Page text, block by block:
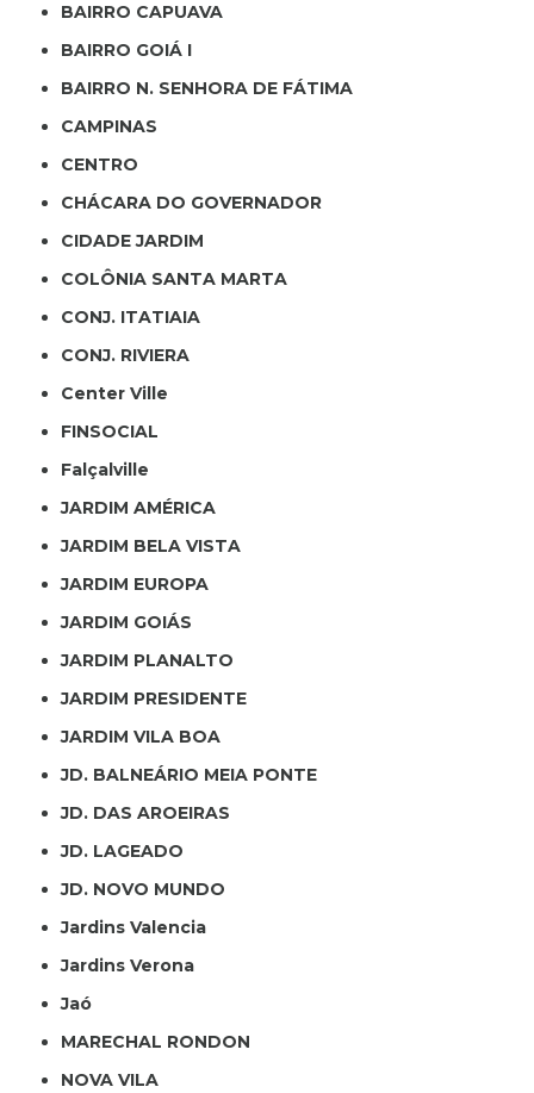
BAIRRO CAPUAVA
BAIRRO GOIÁ I
BAIRRO N. SENHORA DE FÁTIMA
CAMPINAS
CENTRO
CHÁCARA DO GOVERNADOR
CIDADE JARDIM
COLÔNIA SANTA MARTA
CONJ. ITATIAIA
CONJ. RIVIERA
Center Ville
FINSOCIAL
Falçalville
JARDIM AMÉRICA
JARDIM BELA VISTA
JARDIM EUROPA
JARDIM GOIÁS
JARDIM PLANALTO
JARDIM PRESIDENTE
JARDIM VILA BOA
JD. BALNEÁRIO MEIA PONTE
JD. DAS AROEIRAS
JD. LAGEADO
JD. NOVO MUNDO
Jardins Valencia
Jardins Verona
Jaó
MARECHAL RONDON
NOVA VILA